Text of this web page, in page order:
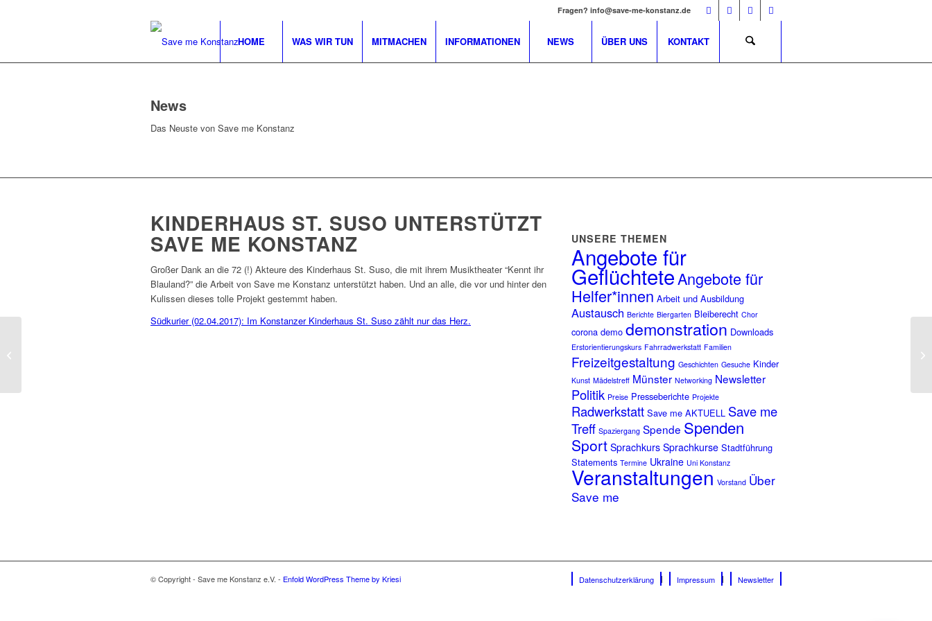
Fragen? info@save-me-konstanz.de
HOME WAS WIR TUN MITMACHEN INFORMATIONEN NEWS ÜBER UNS KONTAKT
News
Das Neuste von Save me Konstanz
KINDERHAUS ST. SUSO UNTERSTÜTZT
SAVE ME KONSTANZ
Großer Dank an die 72 (!) Akteure des Kinderhaus St. Suso, die mit ihrem Musiktheater “Kennt ihr
Blauland?” die Arbeit von Save me Konstanz unterstützt haben. Und an alle, die vor und hinter den
Kulissen dieses tolle Projekt gestemmt haben.
Südkurier (02.04.2017): Im Konstanzer Kinderhaus St. Suso zählt nur das Herz.
UNSERE THEMEN
Angebote für
GeflüchteteAngebote für
Helfer*innen Arbeit und Ausbildung
Austausch Berichte Biergarten Bleiberecht Chor
corona demo demonstration Downloads
Erstorientierungskurs Fahrradwerkstatt Familien
Freizeitgestaltung Geschichten Gesuche Kinder
Kunst Mädelstreff Münster Networking Newsletter
Politik Preise Presseberichte Projekte
Radwerkstatt Save me AKTUELL Save me
Treff Spaziergang Spende Spenden
Sport Sprachkurs Sprachkurse Stadtführung
Statements Termine Ukraine Uni Konstanz
Veranstaltungen Vorstand Über
Save me
© Copyright - Save me Konstanz e.V. - Enfold WordPress Theme by Kriesi Datenschutzerklärung Impressum Newsletter